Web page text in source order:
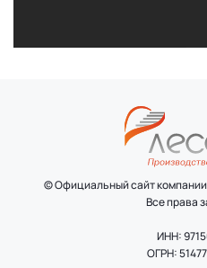
© Официальный сайт
Все права
ИНН:
ОГРН: